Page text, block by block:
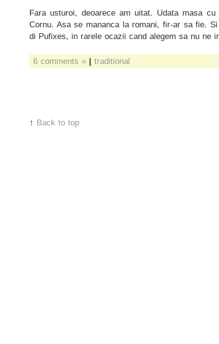
Fara usturoi, deoarece am uitat. Udata masa
Cornu. Asa se mananca la romani, fir-ar sa fie.
di Pufixes, in rarele ocazii cand alegem sa nu ne
6 comments » | traditional
↑ Back to top